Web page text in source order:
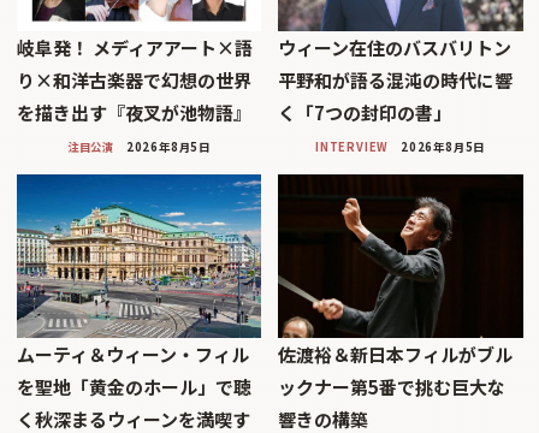
岐阜発！ メディアアート×語
り×和洋古楽器で幻想の世界
を描き出す『夜叉が池物語』
注目公演 2026年8月5日
ウィーン在住のバスバリトン
平野和が語る混沌の時代に響
く「7つの封印の書」
INTERVIEW 2026年8月5日
ムーティ＆ウィーン・フィル
を聖地「黄金のホール」で聴
く秋深まるウィーンを満喫す
佐渡裕＆新日本フィルがブル
ックナー第5番で挑む巨大な
響きの構築